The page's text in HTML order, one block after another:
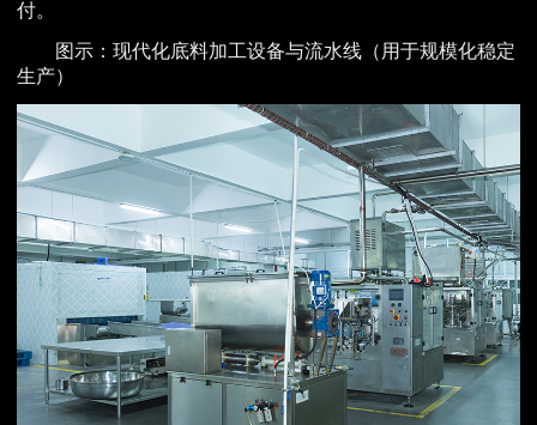
付。
图示：现代化底料加工设备与流水线（用于规模化稳定
生产）